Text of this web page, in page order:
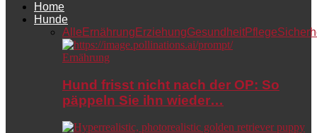
Home
Hunde
Alle Ernährung ErziehungGesundheitPflege
Ernährung
Hund frisst nicht nach der OP: So
päppeln Sie ihn wieder…